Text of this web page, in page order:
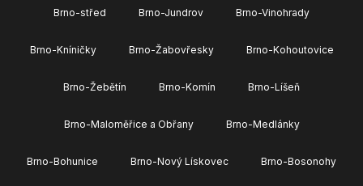
Brno-střed Brno-Jundrov Brno-Vinohrady
Brno-Kníničky Brno-Žabovřesky Brno-Kohoutovice
Brno-Žebětín Brno-Komín Brno-Líšeň
Brno-Maloměřice a Obřany Brno-Medlánky
Brno-Bohunice Brno-Nový Lískovec Brno-Bosonohy